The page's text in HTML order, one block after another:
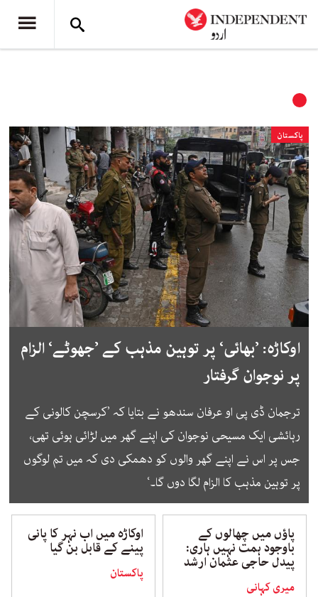
پاکستان
اوکاڑہ: ’بھائی‘ پر توہین مذہب کے ’جھوٹے‘ الزام
پر نوجوان گرفتار
ترجمان ڈی پی او عرفان سندھو نے بتایا کہ ’کرسچن کالونی کے
رہائشی ایک مسیحی نوجوان کی اپنے گھر میں لڑائی ہوئی تھی،
جس پر اس نے اپنے گھر والوں کو دھمکی دی کہ میں تم لوگوں
پر توہین مذہب کا الزام لگا دوں گا۔‘
پاؤں میں چھالوں کے
باوجود ہمت نہیں ہاری:
پیدل حاجی عثمان ارشد
میری کہانی
اوکاڑہ میں اب نہر کا پانی
پینے کے قابل بن گیا
پاکستان